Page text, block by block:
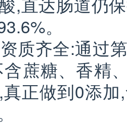
。
质齐全:通过
蔗糖、香精
正做到0添